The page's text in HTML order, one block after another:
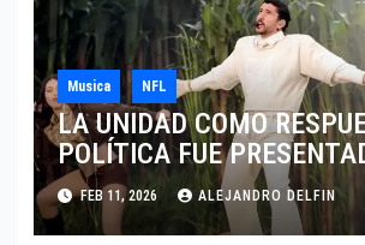
Musica NFL
LA UNIDAD COMO
POLÍTICA FUE
BAD BUNNY EN EL SUPER
FEB 11, 2026 ALEJANDRO DELFIN